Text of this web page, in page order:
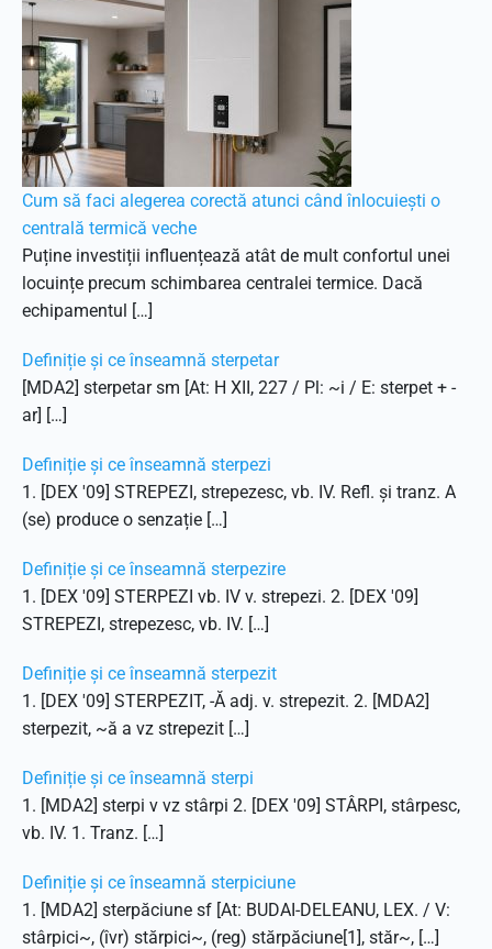
Cum să faci alegerea corectă atunci când înlocuiești o
centrală termică veche
Puține investiții influențează atât de mult confortul unei
locuințe precum schimbarea centralei termice. Dacă
echipamentul […]
Definiție și ce înseamnă sterpetar
[MDA2] sterpetar sm [At: H XII, 227 / Pl: ~i / E: sterpet + -
ar] […]
Definiție și ce înseamnă sterpezi
1. [DEX '09] STREPEZI, strepezesc, vb. IV. Refl. și tranz. A
(se) produce o senzație […]
Definiție și ce înseamnă sterpezire
1. [DEX '09] STERPEZI vb. IV v. strepezi. 2. [DEX '09]
STREPEZI, strepezesc, vb. IV. […]
Definiție și ce înseamnă sterpezit
1. [DEX '09] STERPEZIT, -Ă adj. v. strepezit. 2. [MDA2]
sterpezit, ~ă a vz strepezit […]
Definiție și ce înseamnă sterpi
1. [MDA2] sterpi v vz stârpi 2. [DEX '09] STÂRPI, stârpesc,
vb. IV. 1. Tranz. […]
Definiție și ce înseamnă sterpiciune
1. [MDA2] sterpăciune sf [At: BUDAI-DELEANU, LEX. / V:
stârpici~, (îvr) stărpici~, (reg) stărpăciune[1], stăr~, […]